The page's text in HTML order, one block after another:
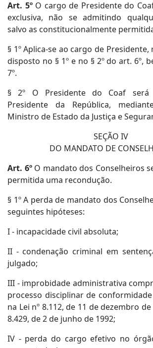
Art. 5º O cargo de Presidente do
exclusiva, não se admitindo
salvo as constitucionalmente
§ 1º Aplica-se ao cargo de
disposto no § 1º e no § 2º do art. 6º,
7º.
§ 2º O Presidente do Coaf será
Presidente da República,
Ministro de Estado da Justiça e
SEÇÃO IV
DO MANDATO DE
Art. 6º O mandato dos Conselheiros
permitida uma recondução.
§ 1º A perda de mandato dos
seguintes hipóteses:
I - incapacidade civil absoluta;
II - condenação criminal em
julgado;
III - improbidade administrativa
processo disciplinar de
na Lei nº 8.112, de 11 de dezembro de
8.429, de 2 de junho de 1992;
IV - perda do cargo efetivo no